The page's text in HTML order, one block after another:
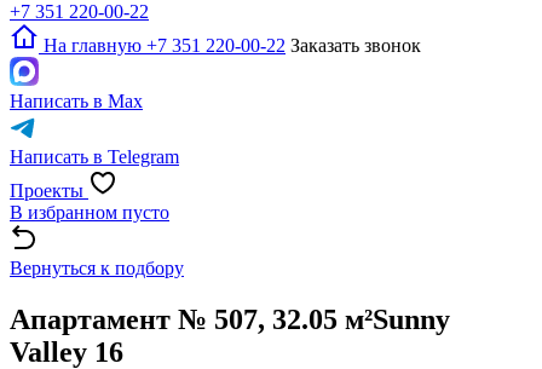
+7 351 220-00-22
На главную +7 351 220-00-22 Заказать звонок
Написать в Max
Написать в Telegram
Проекты
В избранном пусто
Вернуться к подбору
Апартамент № 507, 32.05 м²Sunny
Valley 16